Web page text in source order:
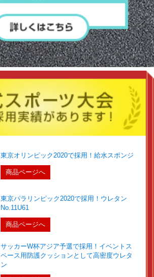
東京オリンピック2020で採用！給水スポンジ
商品ページへ
東京パラリンピック2020で採用！ウレタン
No.11U61
商品ページへ
サッカーW杯アジア予選で採用！イベントス
ペース用防護クッションとして高密度ウレタ
ン